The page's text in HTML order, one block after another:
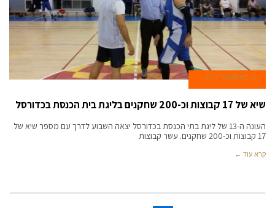
15 באוקטובר 2017
שיא של 17 קבוצות וכ-200 שחקנים בליגת בית הכנסת בכדורסל
העונה ה-13 של ליגת בתי הכנסת בכדורסל יצאה השבוע לדרך עם מספר שיא של
17 קבוצות וכ-200 שחקנים. עשר קבוצות
קרא עוד ←